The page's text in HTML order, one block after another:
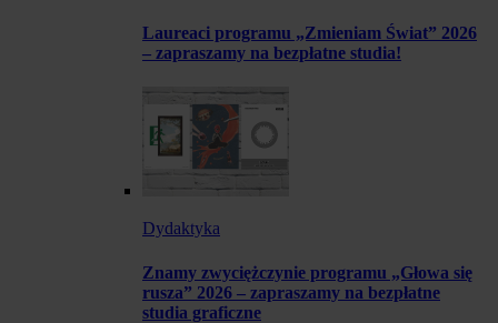
Laureaci programu „Zmieniam Świat” 2026
– zapraszamy na bezpłatne studia!
Dydaktyka
Znamy zwyciężczynie programu „Głowa się
rusza” 2026 – zapraszamy na bezpłatne
studia graficzne